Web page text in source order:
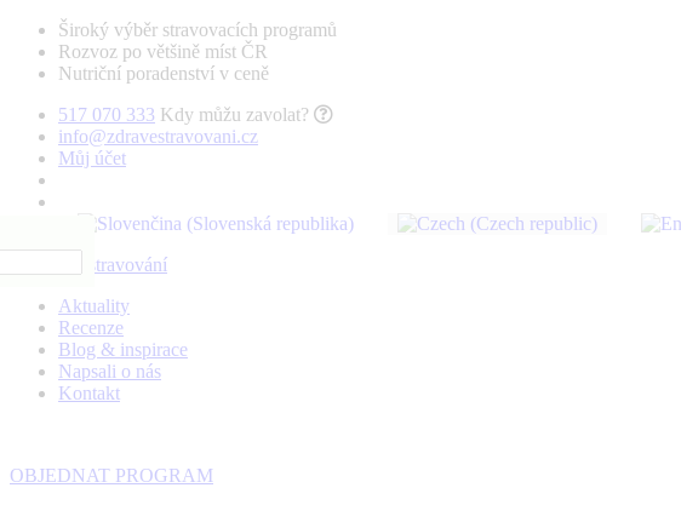
Široký výběr stravovacích programů
Rozvoz po většině míst ČR
Nutriční poradenství v ceně
517 070 333 Kdy můžu zavolat?
info@zdravestravovani.cz
Můj účet
Aktuality
Recenze
Blog & inspirace
Napsali o nás
Kontakt
OBJEDNAT PROGRAM